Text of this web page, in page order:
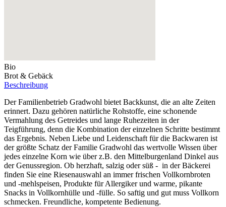
Bio
Brot & Gebäck
Beschreibung
Der Familienbetrieb Gradwohl bietet Backkunst, die an alte Zeiten
erinnert. Dazu gehören natürliche Rohstoffe, eine schonende
Vermahlung des Getreides und lange Ruhezeiten in der
Teigführung, denn die Kombination der einzelnen Schritte bestimmt
das Ergebnis. Neben Liebe und Leidenschaft für die Backwaren ist
der größte Schatz der Familie Gradwohl das wertvolle Wissen über
jedes einzelne Korn wie über z.B. den Mittelburgenland Dinkel aus
der Genussregion. Ob herzhaft, salzig oder süß - in der Bäckerei
finden Sie eine Riesenauswahl an immer frischen Vollkornbroten
und -mehlspeisen, Produkte für Allergiker und warme, pikante
Snacks in Vollkornhülle und -fülle. So saftig und gut muss Vollkorn
schmecken. Freundliche, kompetente Bedienung.